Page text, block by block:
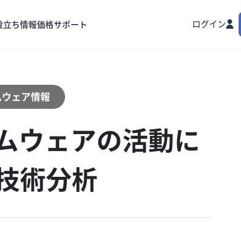
立ち情報価格サポート ログイン
ェア情報
ウェアの活動に
術分析